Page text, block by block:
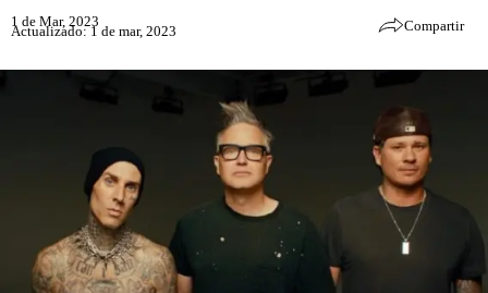
1 de Mar, 2023
Actualizado: 1 de mar, 2023 Compartir